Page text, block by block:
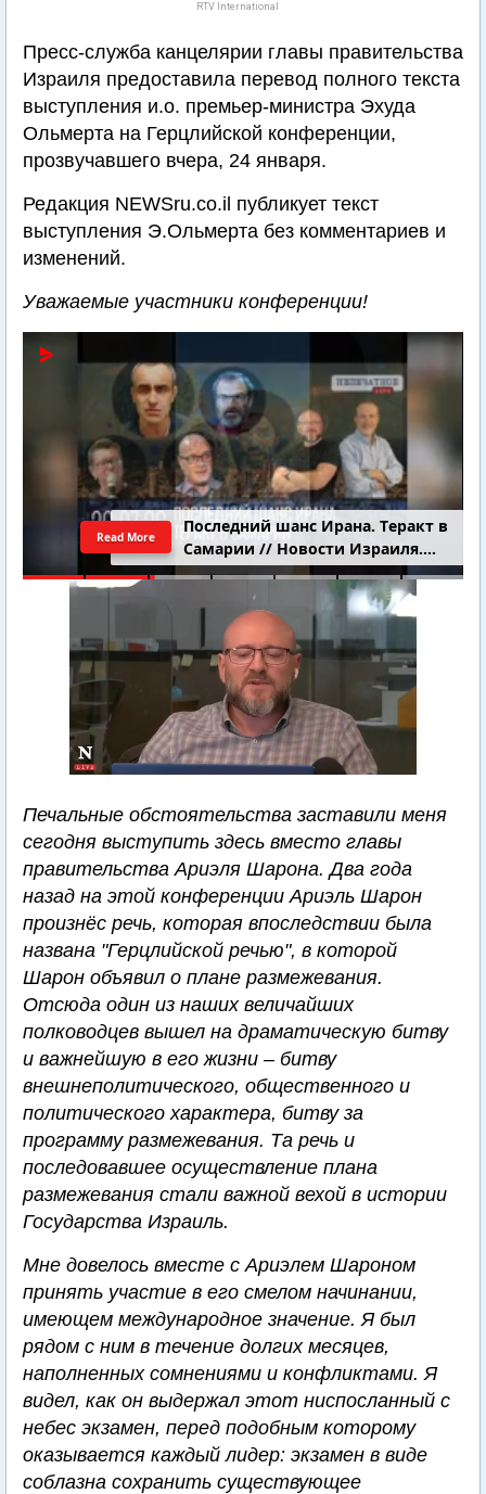
RTV International
Пресс-служба канцелярии главы правительства
Израиля предоставила перевод полного текста
выступления и.о. премьер-министра Эхуда
Ольмерта на Герцлийской конференции,
прозвучавшего вчера, 24 января.
Редакция NEWSru.co.il публикует текст
выступления Э.Ольмерта без комментариев и
изменений.
Уважаемые участники конференции!
Последний шанс Ирана. Теракт в
Самарии // Новости Израиля.
Шарп. Финкель. Дубнов
Read More
Печальные обстоятельства заставили меня
сегодня выступить здесь вместо главы
правительства Ариэля Шарона. Два года
назад на этой конференции Ариэль Шарон
произнёс речь, которая впоследствии была
названа "Герцлийской речью", в которой
Шарон объявил о плане размежевания.
Отсюда один из наших величайших
полководцев вышел на драматическую битву
и важнейшую в его жизни – битву
внешнеполитического, общественного и
политического характера, битву за
программу размежевания. Та речь и
последовавшее осуществление плана
размежевания стали важной вехой в истории
Государства Израиль.
Мне довелось вместе с Ариэлем Шароном
принять участие в его смелом начинании,
имеющем международное значение. Я был
рядом с ним в течение долгих месяцев,
наполненных сомнениями и конфликтами. Я
видел, как он выдержал этот ниспосланный с
небес экзамен, перед подобным которому
оказывается каждый лидер: экзамен в виде
соблазна сохранить существующее